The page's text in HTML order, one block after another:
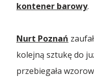
Najtańszy
od...
Firma
Poznaj Nas
Kontakt
kontener barowy.
Nurt Poznań
kolejną sztukę do
przebiegała